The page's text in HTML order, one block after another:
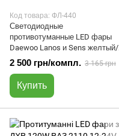
Код товара: ФЛ-440
Светодиодные
противотуманные LED фары
Daewoo Lanos и Sens желтый/
белый 12-24V (2шт) | ФЛ-440
2 500 грн/компл. 3 165 грн
Купить